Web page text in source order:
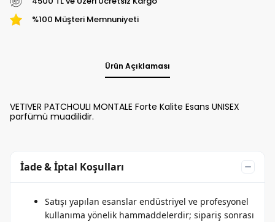
%100 Müşteri Memnuniyeti
Ürün Açıklaması
VETIVER PATCHOULI MONTALE Forte Kalite Esans UNISEX
parfümü muadilidir.
İade & İptal Koşulları
Satışı yapılan esanslar endüstriyel ve profesyonel
kullanıma yönelik hammaddelerdir; sipariş sonrası